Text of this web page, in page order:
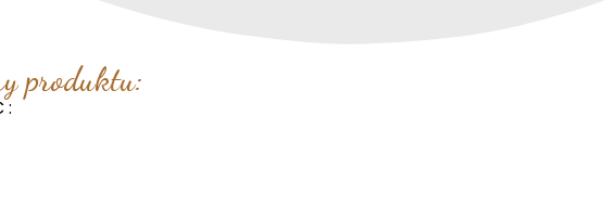
produktu:
: